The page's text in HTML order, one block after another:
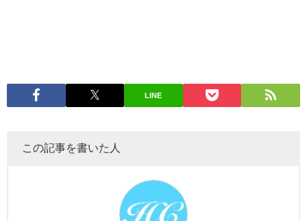
LINE
この記事を書いた人